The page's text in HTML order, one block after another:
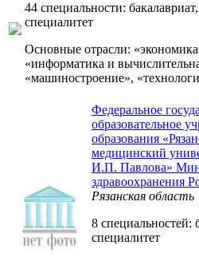
44 специальности:
специалитет
Основные отрасли:
«информатика и
«машиностроение»,
Федеральное
образовательное
образования
медицинский
И.П. Павлова»
здравоохранения
Рязанская область
8 специальностей:
специалитет